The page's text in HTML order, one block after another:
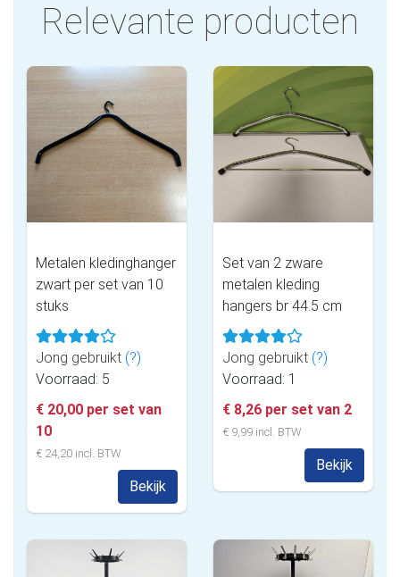
Relevante producten
Metalen kledinghanger
zwart per set van 10
stuks
Jong gebruikt (?)
Voorraad: 5
€ 20,00 per set van
10
€ 24,20 incl. BTW
Bekijk
Set van 2 zware
metalen kleding
hangers br 44.5 cm
Jong gebruikt (?)
Voorraad: 1
€ 8,26 per set van 2
€ 9,99 incl. BTW
Bekijk